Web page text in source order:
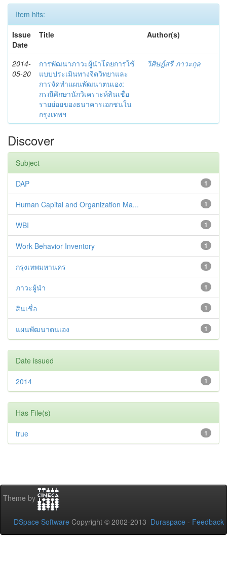
Item hits:
Issue
Date
Title Author(s)
2014-
05-20
การพัฒนาภาวะผู้นำโดยการใช้
แบบประเมินทางจิตวิทยาและ
การจัดทำแผนพัฒนาตนเอง:
กรณีศึกษานักวิเคราะห์สินเชื่อ
รายย่อยของธนาคารเอกชนใน
กรุงเทพฯ
วิศิษฎ์สรี ภาวะกุล
Discover
Subject
1
DAP
1
Human Capital and Organization Ma...
1
WBI
1
Work Behavior Inventory
1
กรุงเทพมหานคร
1
ภาวะผู้นำ
1
สินเชื่อ
1
แผนพัฒนาตนเอง
Date issued
1
2014
Has File(s)
1
true
Theme by
DSpace Software Copyright © 2002-2013 Duraspace - Feedback